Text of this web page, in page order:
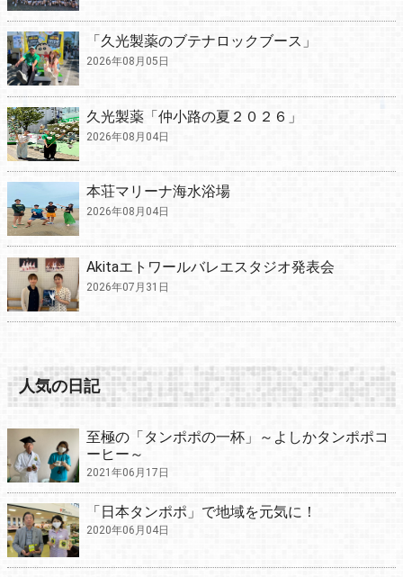
「久光製薬のブテナロックブース」
2026年08月05日
久光製薬「仲小路の夏２０２６」
2026年08月04日
本荘マリーナ海水浴場
2026年08月04日
Akitaエトワールバレエスタジオ発表会
2026年07月31日
人気の日記
至極の「タンポポの一杯」～よしかタンポポコ
ーヒー～
2021年06月17日
「日本タンポポ」で地域を元気に！
2020年06月04日